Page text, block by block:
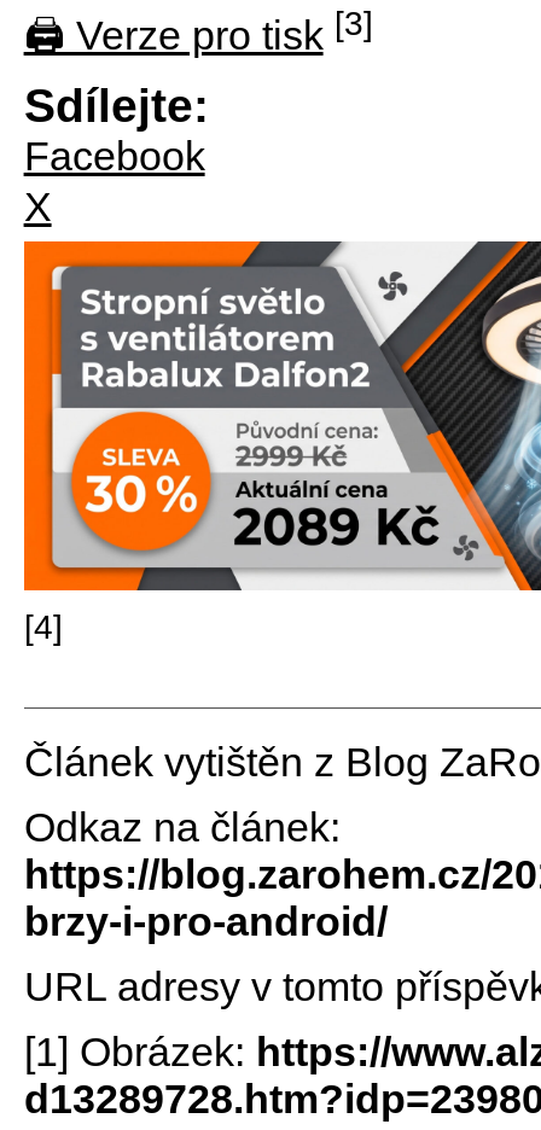
🖨 Verze pro tisk [3]
Sdílejte:
Facebook
X
[4]
Článek vytištěn z Blog
Odkaz na článek:
https://blog.zarohem.cz/
brzy-i-pro-android/
URL adresy v tomto
[1] Obrázek: https://